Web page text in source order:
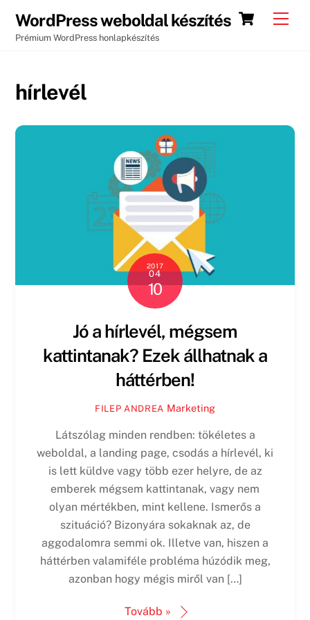
content
Cart
WordPress weboldal készítés
Prémium WordPress honlapkészítés
hírlevél
2017
04
10
Jó a hírlevél, mégsem
kattintanak? Ezek állhatnak a
háttérben!
FILEP ANDREA Marketing
Látszólag minden rendben: tökéletes a
weboldal, a landing page, csodás a hírlevél, ki
is lett küldve vagy több ezer helyre, de az
emberek mégsem kattintanak, vagy nem
olyan mértékben, mint kellene. Ismerős a
szituáció? Bizonyára sokaknak az, de
aggodalomra semmi ok. Illetve van, hiszen a
háttérben valamiféle probléma húzódik meg,
azonban hogy mégis miről van […]
Tovább »